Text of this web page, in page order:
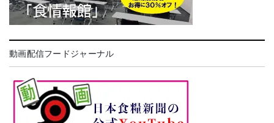
動画配信フードジャーナル